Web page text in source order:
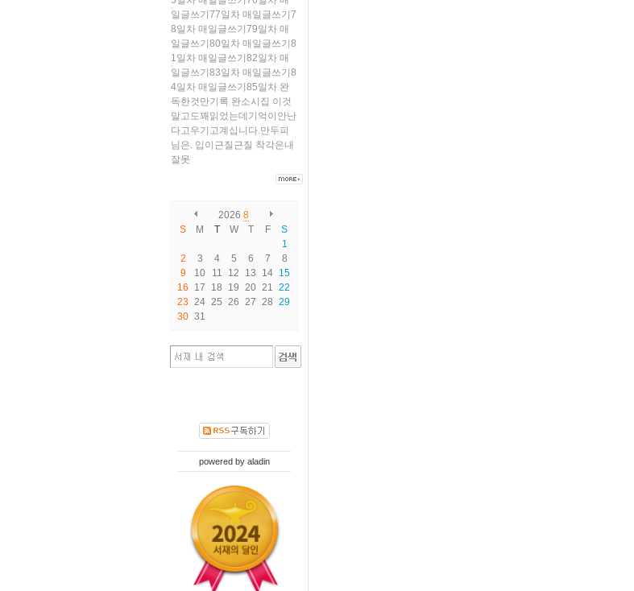
일글쓰기77일차 매일글쓰기7
8일차 매일글쓰기79일차 매
일글쓰기80일차 매일글쓰기8
1일차 매일글쓰기82일차 매
일글쓰기83일차 매일글쓰기8
4일차 매일글쓰기85일차 완
독한것만기록 완소시집 이것
말고도꽤읽었는데기억이안난
다고우기고계십니다.만두피
님은. 입이근질근질 착각은내
잘못
2026 8
S
M T W T F
S
1
2
3 4 5 6 7
8
9
10 11 12 13 14 15
16
17 18 19 20 21 22
23 24 25 26 27 28 29
30 31
powered by aladin